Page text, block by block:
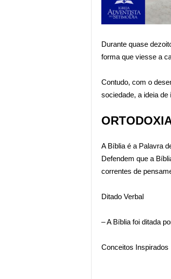
Durante quase
forma que viesse a
Contudo, com o
sociedade, a ideia
A Bíblia é a Palavra
Defendem que a
correntes de
Ditado Verbal
– A Bíblia foi ditada
Conceitos Inspirados